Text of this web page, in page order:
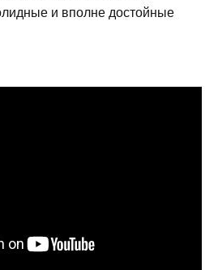
и вполне достойные